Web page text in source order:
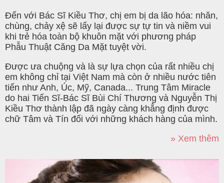
Đến với Bác Sĩ Kiều Thơ, chị em bị da lão hóa: nhăn,
chùng, chảy xệ sẽ lấy lại được sự tự tin và niềm vui
khi trẻ hóa toàn bộ khuôn mặt với phương pháp
Phẫu Thuật Căng Da Mặt tuyệt vời.
Được ưa chuộng và là sự lựa chọn của rất nhiều chị
em không chỉ tại Việt Nam mà còn ở nhiều nước tiên
tiến như Anh, Úc, Mỹ, Canada... Trung Tâm Miracle
do hai Tiến Sĩ-Bác Sĩ Bùi Chí Thương và Nguyễn Thị
Kiều Thơ thành lập đã ngày càng khẳng định được
chữ Tâm và Tín đối với những khách hàng của mình.
» Xem thêm